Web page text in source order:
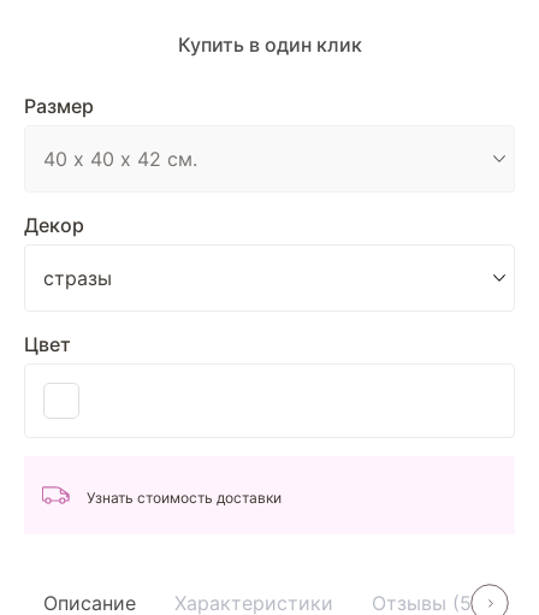
Размер
Декор
Цвет
Купить в один клик
Узнать стоимость доставки
Описание Характеристики Отзывы (5)